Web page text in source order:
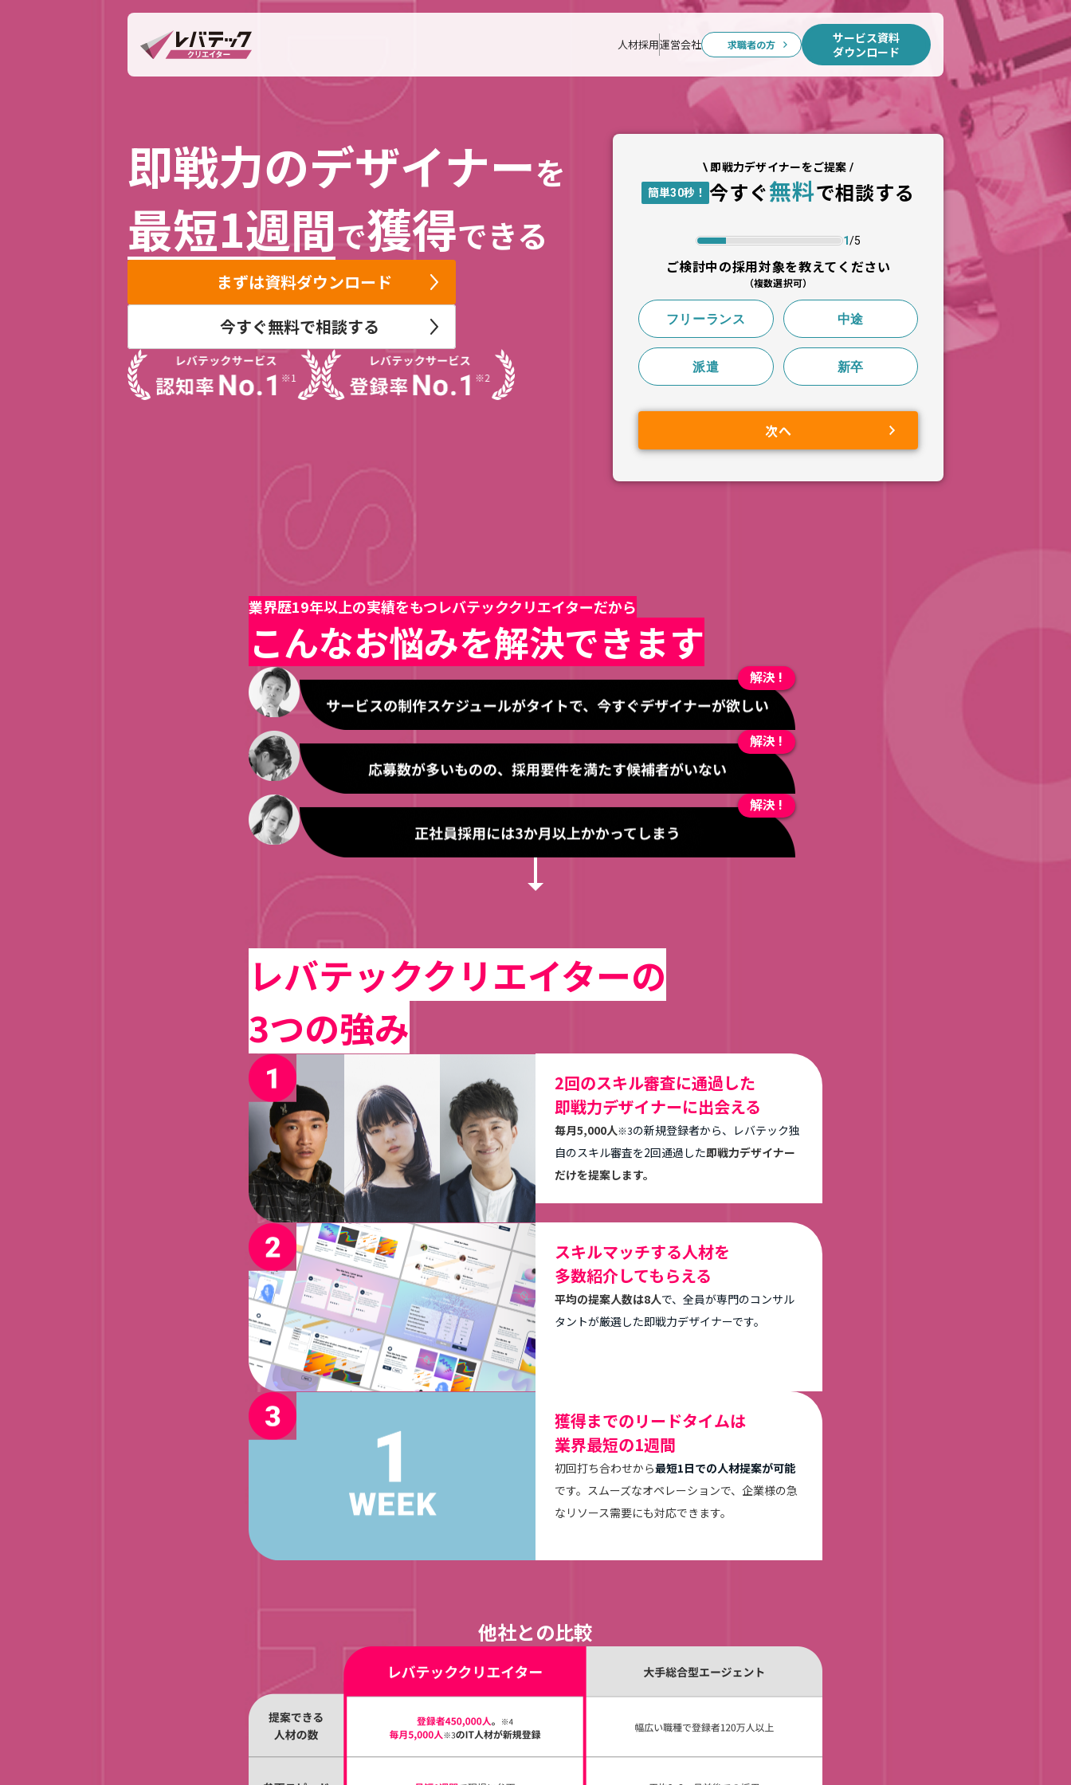
人材採用運営会社 求職者の方
求職者の方
サービス資料
ダウンロード
即戦力のデザイナーを
最短1週間で獲得できる
まずは資料ダウンロード
今すぐ無料で相談する
\ 即戦力デザイナーをご提案 /
簡単30秒！ 今すぐ無料で相談する
1/5
ご検討中の採用対象を教えてください
（複数選択可）
フリーランス 中途
派遣 新卒
次へ
次へ
業界歴19年以上の実績をもつレバテッククリエイターだから
こんなお悩みを解決できます
解決 !
解決 !
解決 !
レバテッククリエイターの
3つの強み
2回のスキル審査に通過した
即戦力デザイナーに出会える
毎月5,000人※3の新規登録者から、レバテック独
自のスキル審査を2回通過した即戦力デザイナー
だけを提案します。
スキルマッチする人材を
多数紹介してもらえる
平均の提案人数は8人で、全員が専門のコンサル
タントが厳選した即戦力デザイナーです。
獲得までのリードタイムは
業界最短の1週間
初回打ち合わせから最短1日での人材提案が可能
です。スムーズなオペレーションで、企業様の急
なリソース需要にも対応できます。
他社との比較